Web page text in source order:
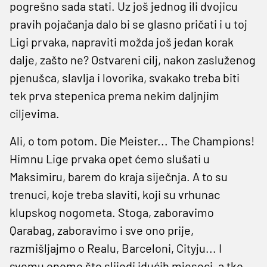
pogrešno sada stati. Uz još jednog ili dvojicu
pravih pojačanja dalo bi se glasno pričati i u toj
Ligi prvaka, napraviti možda još jedan korak
dalje, zašto ne? Ostvareni cilj, nakon zasluženog
pjenušca, slavlja i lovorika, svakako treba biti
tek prva stepenica prema nekim daljnjim
ciljevima.
Ali, o tom potom. Die Meister... The Champions!
Himnu Lige prvaka opet ćemo slušati u
Maksimiru, barem do kraja siječnja. A to su
trenuci, koje treba slaviti, koji su vrhunac
klupskog nogometa. Stoga, zaboravimo
Qarabag, zaboravimo i sve ono prije,
razmišljajmo o Realu, Barceloni, Cityju... I